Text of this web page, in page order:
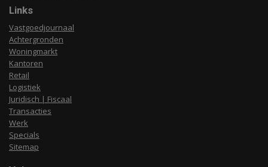
Links
Vastgoedjournaal
Achtergronden
Woningmarkt
Kantoren
Retail
Logistiek
Juridisch | Fiscaal
Transacties
Werk
Specials
Sitemap